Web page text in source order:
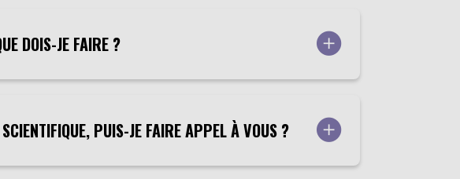
DOIS-JE FAIRE ?
PUIS-JE FAIRE APPEL À VOUS ?